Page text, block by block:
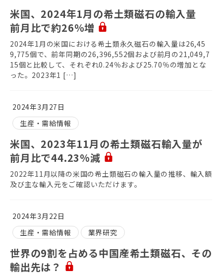
米国、2024年1月の希土類磁石の輸入量
前月比で約26％増
2024年1月の米国における希土類永久磁石の輸入量は26,45
9,775個で、前年同期の26,396,552個および前月の21,049,7
15個と比較して、それぞれ0.24％および25.70％の増加とな
った。2023年1 […]
2024年3月27日
生産・需給情報
米国、2023年11月の希土類磁石輸入量が
前月比で44.23%減
2022年11月以降の米国の希土類磁石の輸入量の推移、輸入額
及び主な輸入元をご確認いただけます。
2024年3月22日
生産・需給情報
業界研究
世界の9割を占める中国産希土類磁石、その
輸出先は？